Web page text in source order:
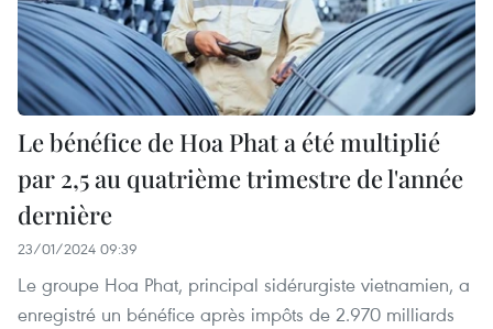
Le bénéfice de Hoa Phat a été multiplié
par 2,5 au quatrième trimestre de l'année
dernière
23/01/2024 09:39
Le groupe Hoa Phat, principal sidérurgiste vietnamien, a
enregistré un bénéfice après impôts de 2.970 milliards